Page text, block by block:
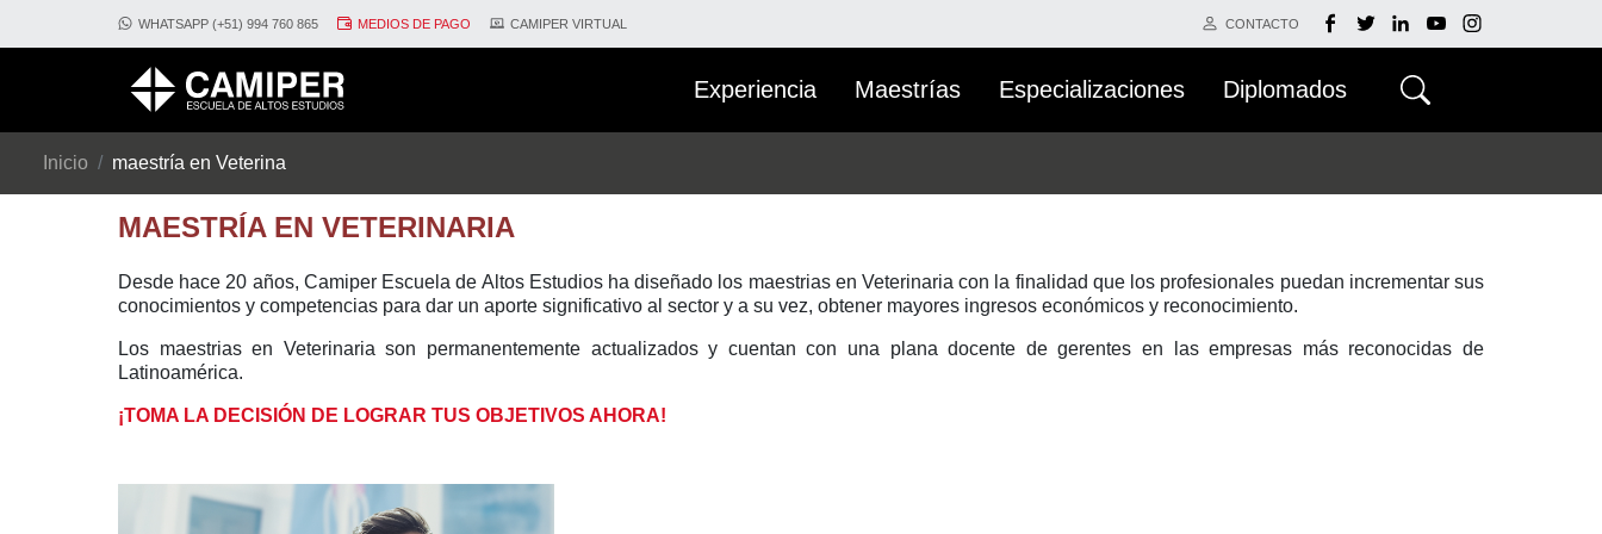
WHATSAPP (+51) 994 760 865 MEDIOS DE PAGO CAMIPER VIRTUAL CONTACTO
Experiencia Maestrías Especializaciones Diplomados
Inicio maestría en Veterina
MAESTRÍA EN VETERINARIA
Desde hace 20 años, Camiper Escuela de Altos Estudios ha diseñado los maestrias en Veterinaria con la finalidad que los profesionales puedan incrementar sus
conocimientos y competencias para dar un aporte significativo al sector y a su vez, obtener mayores ingresos económicos y reconocimiento.
Los maestrias en Veterinaria son permanentemente actualizados y cuentan con una plana docente de gerentes en las empresas más reconocidas de
Latinoamérica.
¡TOMA LA DECISIÓN DE LOGRAR TUS OBJETIVOS AHORA!